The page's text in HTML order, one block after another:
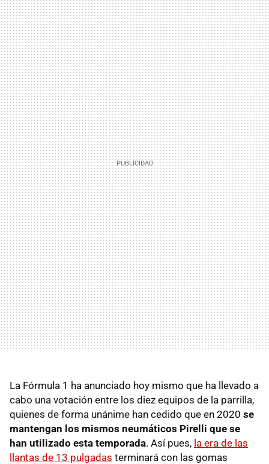
La Fórmula 1 ha anunciado hoy mismo que ha llevado a
cabo una votación entre los diez equipos de la parrilla,
quienes de forma unánime han cedido que en 2020 se
mantengan los mismos neumáticos Pirelli que se
han utilizado esta temporada. Así pues, la era de las
llantas de 13 pulgadas terminará con las gomas